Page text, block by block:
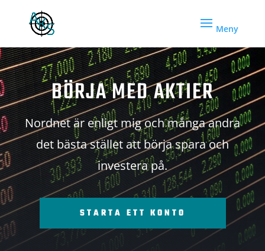
BÖRJA MED AKTIER
Nordnet är enligt mig och många andra
det bästa stället att börja spara och
investera på.
STARTA ETT KONTO